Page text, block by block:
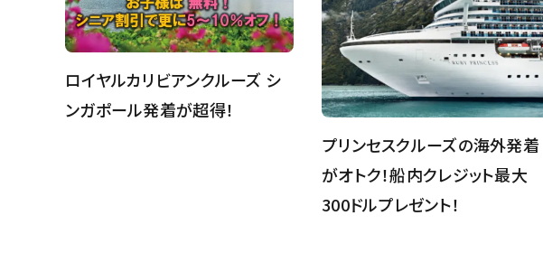
ロイヤルカリビアンクルーズ シ
ンガポール発着が超得！
プリンセスクルーズの海外発着
がオトク！船内クレジット最大
300ドルプレゼント！